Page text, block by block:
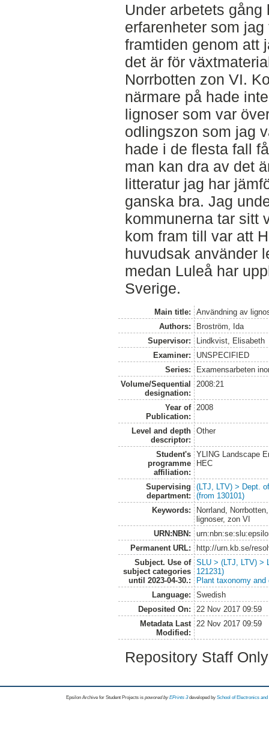
Under arbetets
erfarenheter som
framtiden genom att
det är för
Norrbotten zon VI.
närmare på hade
lignoser som var
odlingszon som jag
hade i de flesta fall
man kan dra av det
litteratur jag har
ganska bra. Jag
kommunerna tar sitt
kom fram till var att
huvudsak använder
medan Luleå har
Sverige.
Main title:
Användning av
Authors:
Broström, Ida
Supervisor:
Lindkvist, Elisabeth
Examiner:
UNSPECIFIED
Series:
Examensarbeten
Volume/Sequential
designation:
2008:21
Year of
Publication:
2008
Level and depth
descriptor:
Other
Student's
programme
affiliation:
YLING Landscape
HEC
Supervising
department:
(LTJ, LTV) > Dept.
(from 130101)
Keywords:
Norrland,
lignoser, zon VI
URN:NBN:
Permanent URL:
http://urn.kb.se/
Subject. Use of
subject categories
until 2023-04-30.:
SLU > (LTJ, LTV) >
121231)
Plant taxonomy and
Language:
Swedish
Deposited On:
22 Nov 2017 09:59
Metadata Last
Modified:
22 Nov 2017 09:59
Repository Staff
Epsilon Archive for Student Projects is powored byEPrints 3 developed by School of Electronics